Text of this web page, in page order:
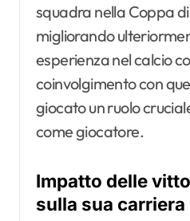
squadra nella Coppa
migliorando
esperienza nel calcio
coinvolgimento con
giocato un ruolo
come giocatore.
Impatto delle
sulla sua carriera